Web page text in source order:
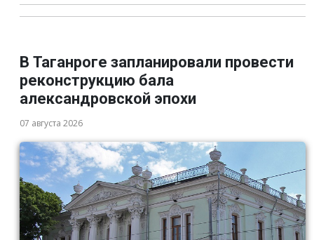
В Таганроге запланировали провести
реконструкцию бала
александровской эпохи
07 августа 2026